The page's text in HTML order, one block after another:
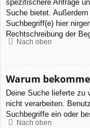
spezifischere Anfrage
Suche bietet.
Suchbegriff(e) hier
Rechtschreibung der
Nach oben
Warum
Deine Suche lieferte zu
nicht verarbeiten.
Suchbegriffe ein oder
Nach oben